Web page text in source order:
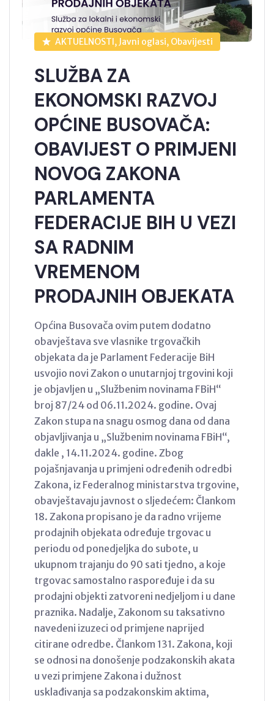
AKTUELNOSTI, Javni oglasi, Obavijesti
SLUŽBA ZA
EKONOMSKI RAZVOJ
OPĆINE BUSOVAČA:
OBAVIJEST O PRIMJENI
NOVOG ZAKONA
PARLAMENTA
FEDERACIJE BIH U VEZI
SA RADNIM
VREMENOM
PRODAJNIH OBJEKATA
Općina Busovača ovim putem dodatno
obavještava sve vlasnike trgovačkih
objekata da je Parlament Federacije BiH
usvojio novi Zakon o unutarnjoj trgovini koji
je objavljen u „Službenim novinama FBiH“
broj 87/24 od 06.11.2024. godine. Ovaj
Zakon stupa na snagu osmog dana od dana
objavljivanja u „Službenim novinama FBiH“,
dakle , 14.11.2024. godine. Zbog
pojašnjavanja u primjeni određenih odredbi
Zakona, iz Federalnog ministarstva trgovine,
obavještavaju javnost o sljedećem: Člankom
18. Zakona propisano je da radno vrijeme
prodajnih objekata određuje trgovac u
periodu od ponedjeljka do subote, u
ukupnom trajanju do 90 sati tjedno, a koje
trgovac samostalno raspoređuje i da su
prodajni objekti zatvoreni nedjeljom i u dane
praznika. Nadalje, Zakonom su taksativno
navedeni izuzeci od primjene naprijed
citirane odredbe. Člankom 131. Zakona, koji
se odnosi na donošenje podzakonskih akata
u vezi primjene Zakona i dužnost
usklađivanja sa podzakonskim aktima,